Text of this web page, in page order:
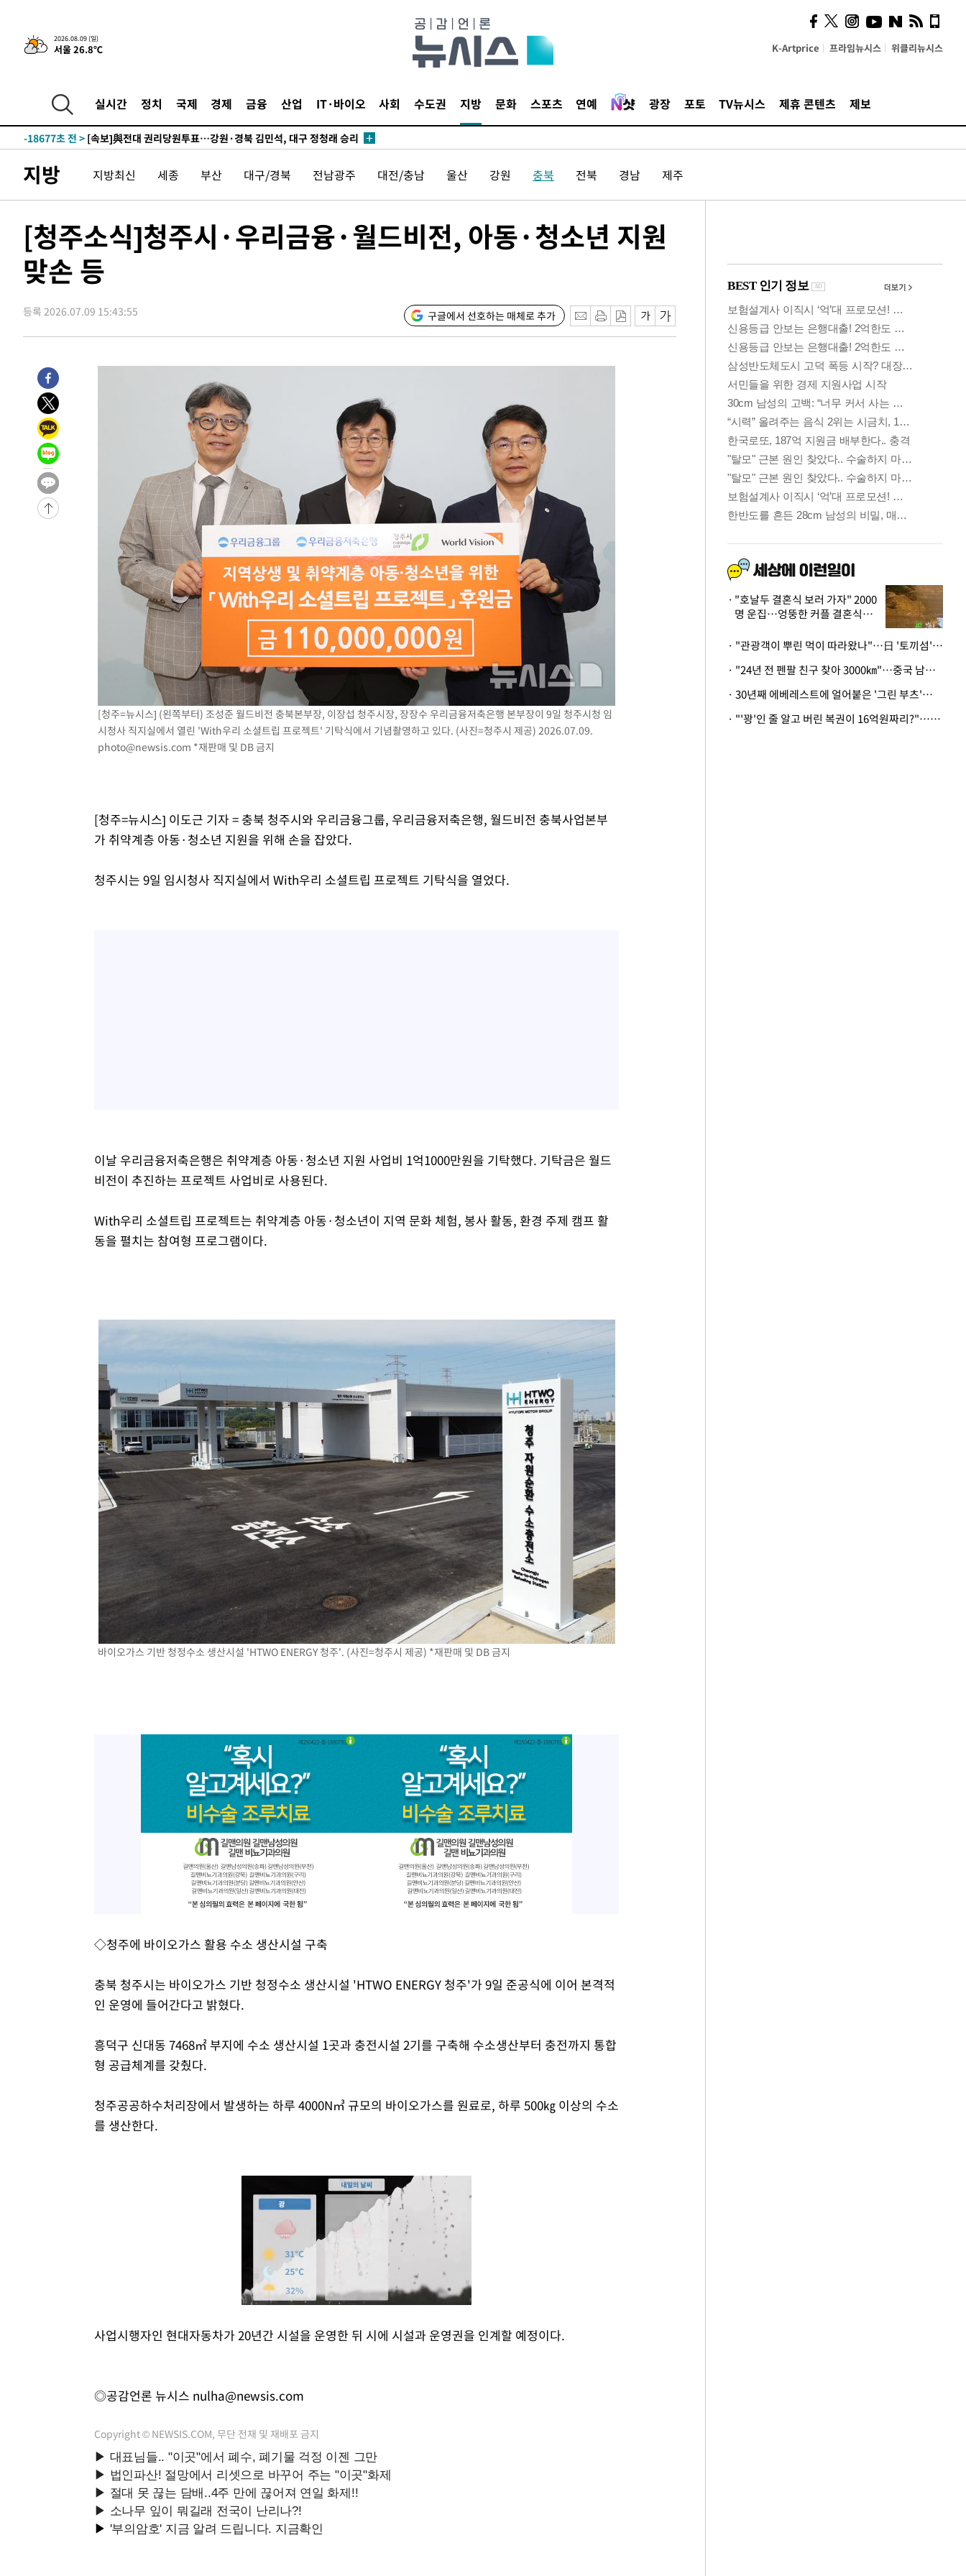
2026.08.09 (일)
서울 26.8℃ K-Artprice 프라임뉴시스 위클리뉴시스
실시간 정치 국제 경제 금융 산업 IT·바이오 사회 수도권 지방 문화 스포츠 연예 광장 포토 TV뉴시스 제휴 콘텐츠 제보
-23527초 전 >태풍 돌핀, 중 저장성 타이저우시 해안에 상륙 (1보)
44.40%
-18837초 전 >
與 강원·TK 당원투표 합산 김민석 46.01%로 승리…정청래
-18677초 전 >[속보]與전대 권리당원투표…강원·경북 김민석, 대구 정청래 승리
-18484초 전 > [속보]與 당대표 경선, 경북 권리당원 투표 김민석 47.37%·정청래
-18386초 전 >
46.35%
-18183초 전 >
[속보]與 당대표 경선, 강원 권리당원 투표 김민석 승리…50.30%
득표
-16101초 전 >"일본축구협회, 대한축구협회 성 접대 의혹 심판 조사"
-8743초 전 >[속보]장은수, KLPGA 제주삼다수 역전 우승…데뷔 10년 차에 첫 정
-4108초 전 >"얼마나 더웠으면"…안동 물길공원서 헤엄친 구렁이 '소동'
-4035초 전 >
손흥민, 68분 뛰고 2경기 침묵…LAFC, 톨루카에 1-0 승리(종합)
-3307초 전 >
'2경기 연속 침묵' 손흥민, 톨루카전 68분만 뛰고 슈팅 0개
-30389초 전 > 'AT마드리드 7번' 이강인, 맨시티 상대로 비공식 데뷔전
-29891초 전 >
[속보]'AT마드리드 7번' 이강인, 맨시티 상대로 비공식 데뷔전
-27955초 전 >
네타냐후, 트럼프의 가자 평화 2차 15개조 평화안 '거부'
-24551초 전 >
이강인 ATM 입단식에 '상암벌 들썩'…"세계적인 선수 되길"
-23547초 전 >
태풍 돌핀, 중 저장성 타이저우시 해안에 상륙 (1보)
-20893초 전 >
AT마드리드 데뷔 앞둔 이강인, 맨시티전 선발 대신 '벤치 시작'
-19523초 전 >
[속보]與 강원·TK 당원투표 합산 김민석 48.54%로 승리…정청래
44.40%
-18857초 전 >
與 강원·TK 당원투표 합산 김민석 46.01%로 승리…정청래
44.53%
[속보]與전대 권리당원투표…강원·경북 김민석, 대구 정청래 승리
[속보]與 당대표 경선, 경북 권리당원 투표 김민석 47.37%·정청래
[속보]與 당대표 경선, 대구 권리당원 투표 정청래 47.82%·김민석
[속보]與 당대표 경선, 강원 권리당원 투표 김민석 승리…50.30%
"일본축구협회, 대한축구협회 성 접대 의혹 심판 조사"
[속보]장은수, KLPGA 제주삼다수 역전 우승…데뷔 10년 차에 첫 정
"얼마나 더웠으면"…안동 물길공원서 헤엄친 구렁이 '소동'
손흥민, 68분 뛰고 2경기 침묵…LAFC, 톨루카에 1-0 승리(종합)
'2경기 연속 침묵' 손흥민, 톨루카전 68분만 뛰고 슈팅 0개
이강인, 오늘 서울서 AT마드리드 입단식…'전례 없는 특급대우'
'여긴 20도, 저긴 50도'…열화상 카메라로 본 폭염 저감시설 '온도차'
콜롬비아 신임 우파 대통령 취임 하루만에 차량폭탄 폭발 사건
지방 지방최신 세종 부산 대구/경북 전남광주 대전/충남 울산 강원 충북 전북 경남 제주
[청주소식]청주시·우리금융·월드비전, 아동·청소년 지원
맞손 등
등록 2026.07.09 15:43:55 구글에서 선호하는 매체로 추가
[청주=뉴시스] (왼쪽부터) 조성준 월드비전 충북본부장, 이장섭 청주시장, 장장수 우리금융저축은행 본부장이 9일 청주시청 임
시청사 직지실에서 열린 'With우리 소셜트립 프로젝트' 기탁식에서 기념촬영하고 있다. (사진=청주시 제공) 2026.07.09.
photo@newsis.com *재판매 및 DB 금지
[청주=뉴시스] 이도근 기자 = 충북 청주시와 우리금융그룹, 우리금융저축은행, 월드비전 충북사업본부
가 취약계층 아동·청소년 지원을 위해 손을 잡았다.
청주시는 9일 임시청사 직지실에서 With우리 소셜트립 프로젝트 기탁식을 열었다.
이날 우리금융저축은행은 취약계층 아동·청소년 지원 사업비 1억1000만원을 기탁했다. 기탁금은 월드
비전이 추진하는 프로젝트 사업비로 사용된다.
With우리 소셜트립 프로젝트는 취약계층 아동·청소년이 지역 문화 체험, 봉사 활동, 환경 주제 캠프 활
동을 펼치는 참여형 프로그램이다.
바이오가스 기반 청정수소 생산시설 'HTWO ENERGY 청주'. (사진=청주시 제공) *재판매 및 DB 금지
◇청주에 바이오가스 활용 수소 생산시설 구축
충북 청주시는 바이오가스 기반 청정수소 생산시설 'HTWO ENERGY 청주'가 9일 준공식에 이어 본격적
인 운영에 들어간다고 밝혔다.
흥덕구 신대동 7468㎡ 부지에 수소 생산시설 1곳과 충전시설 2기를 구축해 수소생산부터 충전까지 통합
형 공급체계를 갖췄다.
청주공공하수처리장에서 발생하는 하루 4000N㎥ 규모의 바이오가스를 원료로, 하루 500㎏ 이상의 수소
를 생산한다.
사업시행자인 현대자동차가 20년간 시설을 운영한 뒤 시에 시설과 운영권을 인계할 예정이다.
◎공감언론 뉴시스 nulha@newsis.com
Copyright © NEWSIS.COM, 무단 전재 및 재배포 금지
사이 해답 찾았죠"…알을
깨고 나온 '초자아'
"호날두 결혼식 보러 가자" 2000
명 운집…엉뚱한 커플 결혼식에
· "관광객이 뿌린 먹이 따라왔나"…日 '토끼섬' 멧돼지, 토끼까지 사냥
· "24년 전 펜팔 친구 찾아 3000㎞"…중국 남성 사연에 '뭉클'
· 30년째 에베레스트에 얼어붙은 '그린 부츠'…드디어 가족 품으로
· "'꽝'인 줄 알고 버린 복권이 16억원짜리?"…극적으로 되찾은 사연